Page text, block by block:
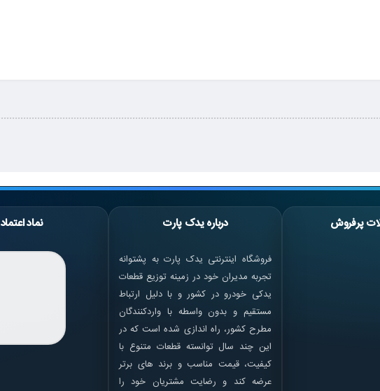
پرفروش درباره یدک پارت
فروشگاه اینترنتی یدک پارت به پشتوانه
تجربه مدیران خود در زمینه توزیع قطعات
یدکی خودرو در کشور و با دلیل ارتباط
مستقیم و بدون واسطه با واردکنندگان
مطرح کشور، راه اندازی شده است که در
این چند سال توانسته قطعات متنوع با
کیفیت، قیمت مناسب و برند های برتر
عرضه کند و رضایت مشتریان خود را
نماد اعتماد